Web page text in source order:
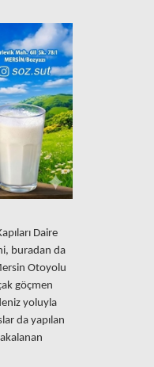
Daire
buradan da
Otoyolu
göçmen
yoluyla
da yapılan